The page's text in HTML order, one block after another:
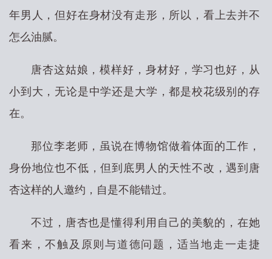
年男人，但好在身材没有走形，所以，看上去并不
怎么油腻。
唐杏这姑娘，模样好，身材好，学习也好，从
小到大，无论是中学还是大学，都是校花级别的存
在。
那位李老师，虽说在博物馆做着体面的工作，
身份地位也不低，但到底男人的天性不改，遇到唐
杏这样的人邀约，自是不能错过。
不过，唐杏也是懂得利用自己的美貌的，在她
看来，不触及原则与道德问题，适当地走一走捷